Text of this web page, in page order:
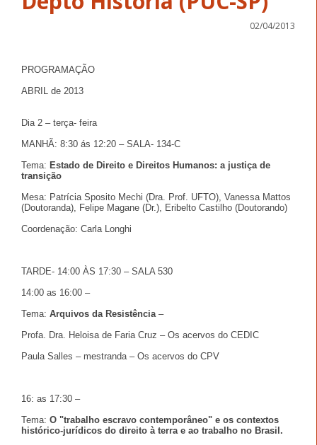
02/04/2013
PROGRAMAÇÃO
ABRIL de 2013
Dia 2 – terça- feira
MANHÃ: 8:30 ás 12:20 – SALA- 134-C
Tema: Estado de Direito e Direitos Humanos: a justiça de
transição
Mesa: Patrícia Sposito Mechi (Dra. Prof. UFTO), Vanessa Mattos
(Doutoranda), Felipe Magane (Dr.), Eribelto Castilho (Doutorando)
Coordenação: Carla Longhi
TARDE- 14:00 ÀS 17:30 – SALA 530
14:00 as 16:00 –
Tema: Arquivos da Resistência –
Profa. Dra. Heloisa de Faria Cruz – Os acervos do CEDIC
Paula Salles – mestranda – Os acervos do CPV
16: as 17:30 –
Tema: O "trabalho escravo contemporâneo" e os contextos
histórico-jurídicos do direito à terra e ao trabalho no Brasil.